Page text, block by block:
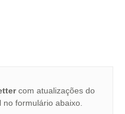
com atualizações do
formulário abaixo.